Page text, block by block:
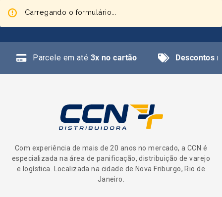
Carregando o formulário...
Parcele em até 3x no cartão Descontos
Com experiência de mais de 20 anos no mercado, a CCN é
especializada na área de panificação, distribuição de varejo
e logística. Localizada na cidade de Nova Friburgo, Rio de
Janeiro.